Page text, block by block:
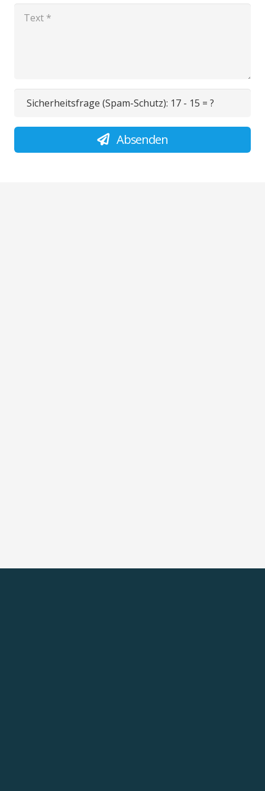
Sicherheitsfrage (Spam-Schutz): 17 - 15 = ?
Absenden